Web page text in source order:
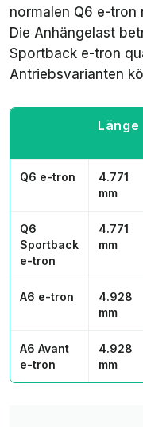
normalen Q6 e-tron
Die Anhängelast
Sportback e-tron
Antriebsvarianten
Länge
Q6 e-tron
4.771
mm
Q6
Sportback
e-tron
4.771
mm
A6 e-tron
4.928
mm
A6 Avant
e-tron
4.928
mm